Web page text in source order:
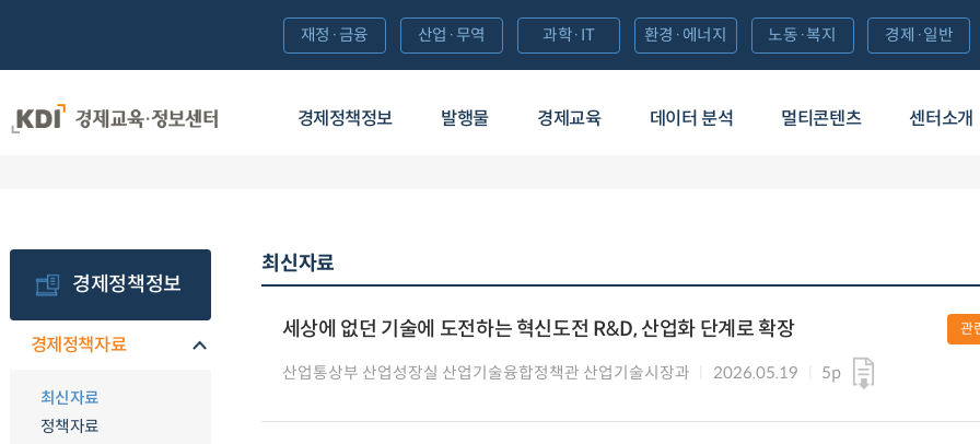
경제정책정보 발행물 경제교육 데이터 분석 멀티콘텐츠 센터소개
재정·금융 산업·무역 과학·IT 환경·에너지 노동·복지 경제·일반
경제정책정보
경제정책자료
최신자료
정책자료
최신자료
세상에 없던 기술에 도전하는 혁신도전 R&D, 산업화 단계로 확장
산업통상부 산업성장실 산업기술융합정책관 산업기술시장과 2026.05.19 5p
관